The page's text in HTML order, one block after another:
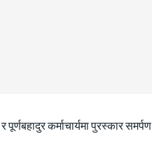
र पूर्णबहादुर कर्माचार्यमा पुरस्कार समर्पण